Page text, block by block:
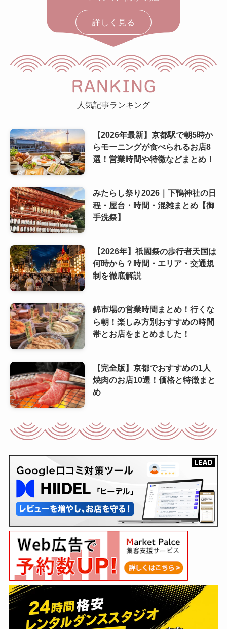
詳しく見る
RANKING
人気記事ランキング
【2026年最新】京都駅で朝5時か
らモーニングが食べられるお店8
選！営業時間や特徴などまとめ！
みたらし祭り2026｜下鴨神社の日
程・屋台・時間・混雑まとめ【御
手洗祭】
【2026年】祇園祭の歩行者天国は
何時から？時間・エリア・交通規
制を徹底解説
錦市場の営業時間まとめ！行くな
ら朝！楽しみ方別おすすめの時間
帯とお店をまとめました！
【完全版】京都でおすすめの1人
焼肉のお店10選！価格と特徴まと
め